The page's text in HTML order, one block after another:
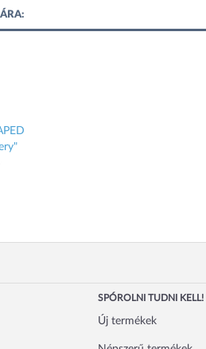
SPÓROLNI TUDNI KELL!
Új termékek